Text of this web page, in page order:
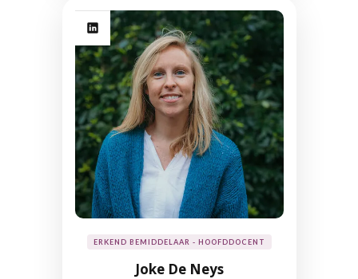
ERKEND BEMIDDELAAR - HOOFDDOCENT
Joke De Neys